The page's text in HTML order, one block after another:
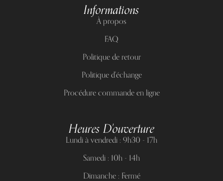
Informations
À propos
FAQ
Politique de retour
Politique d'échange
Procédure commande en ligne
Heures D'ouverture
Lundi à vendredi : 9h30 - 17h
Samedi : 10h - 14h
Dimanche : Fermé